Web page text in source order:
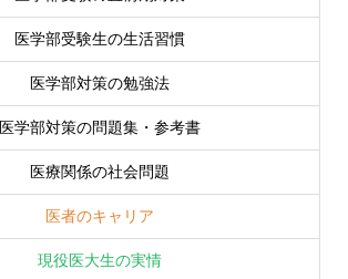
医学部受験生の生活習慣
医学部対策の勉強法
医学部対策の問題集・参考書
医療関係の社会問題
医者のキャリア
現役医大生の実情